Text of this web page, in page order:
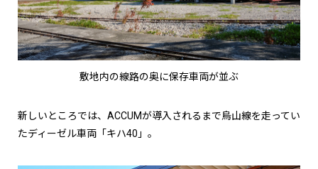
敷地内の線路の奥に保存車両が並ぶ
新しいところでは、ACCUMが導入されるまで烏山線を走ってい
たディーゼル車両「キハ40」。